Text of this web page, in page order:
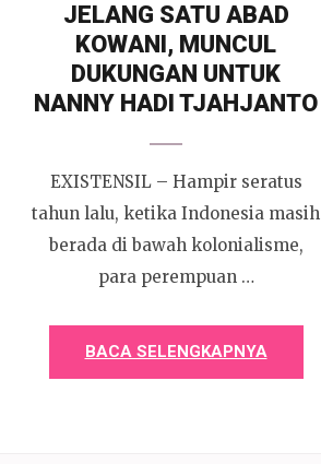
JELANG SATU ABAD
KOWANI, MUNCUL
DUKUNGAN UNTUK
NANNY HADI TJAHJANTO
EXISTENSIL – Hampir seratus
tahun lalu, ketika Indonesia masih
berada di bawah kolonialisme,
para perempuan …
BACA SELENGKAPNYA